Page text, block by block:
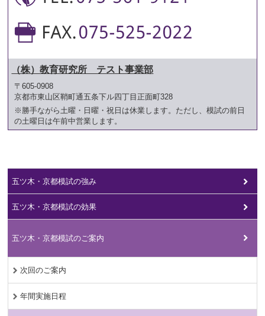
（株）教育研究所 テスト事業部
〒605-0908
京都市東山区鞘町通五条下ル四丁目正面町328
※勝手ながら土曜・日曜・祝日は休業します。ただし、模試の前日
の土曜日は午前中営業します。
五ツ木・京都模試の強み
五ツ木・京都模試の効果
五ツ木・京都模試のご案内
次回のご案内
年間実施日程